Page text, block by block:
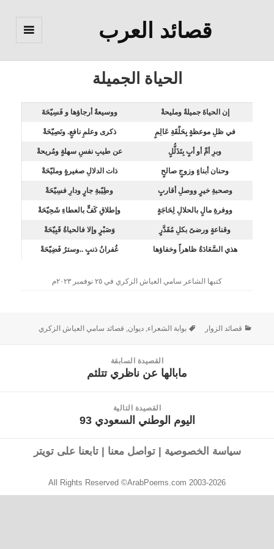
قصائد العرب
الحياة الجميلة
إن الحياةَ جميلةٌ ومليحةْ ووسيعةٌ أرجاؤها و فَسِيّحَةَ
في ظلِ موعظةٍ بِحَلّقَةِ عَالِمٍ ذكرى وعلمِِ نافعٍ. ونَصِيّحَةْ
وبرِ أمِّ أو أبٍ بِتَذَلُّلٍ عن طيبِ نفسِ سهلةٍ ومُريحةْ
وحنان أبناءٍ وزوجٍ صالحٍ ذات الدلالِ صغيرةٍ ومليّحَةْ
وصحبةِ خيرٍ ووصلِ أقاربٍ وطِيّبةِ جارٍ ودارِ فسِيّحَةْ
ووفرةِ مالٍ بالحلالِ لِحَاجَةٍ وإطلاقِ كَفٍّ بالعطاءِ شَحِيّحَةْ
وقناعةٍ ورضىً بكلِ مُقَدَّرٍ وَصَبْرٍ وإلا فالحياةُ قَبِيّحَةْ
هذي السَّعَادَةُ ظاهراً وخفاؤها غُفرانُ ذنبٍ ..وسترُ فَضِيّحَةْ
كتبها الشاعر سامي العياش الزكري في ٢٥ نوفمبر ٢٠٢٣م
قصائد الزوار بوابة الشعراء,ديوان, قصائد سامي العياش الزكري
القصيدة السابقة
مابالها عن ناظري تتلثم
القصيدة التالية
اليوم الوطني السعودي 93
سياسة الخصوصية |تواصل معنا |تابعنا على تويتر
All Rights Reserved ©ArabPoems.com 2003-2026